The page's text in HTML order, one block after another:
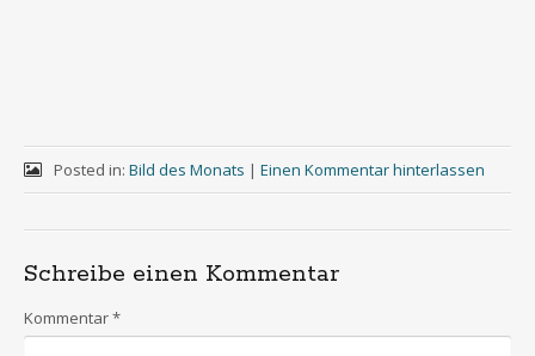
Posted in: Bild des Monats | Einen Kommentar hinterlassen
Schreibe einen Kommentar
Kommentar*